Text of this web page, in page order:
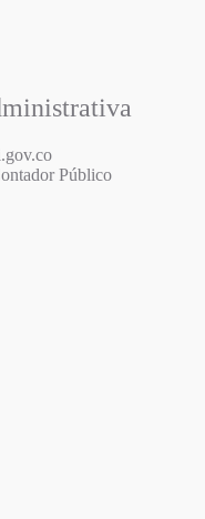
Público